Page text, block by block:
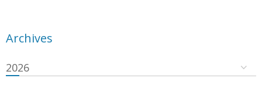
Archives
2026